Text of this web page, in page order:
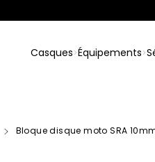
Casques Équipements
Bloque disque moto SRA